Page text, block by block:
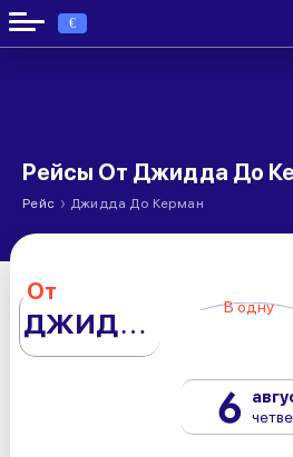
€
Рейсы От Джидда До
Рейс › Джидда До Керман
От
ДЖИДДА В одну
6